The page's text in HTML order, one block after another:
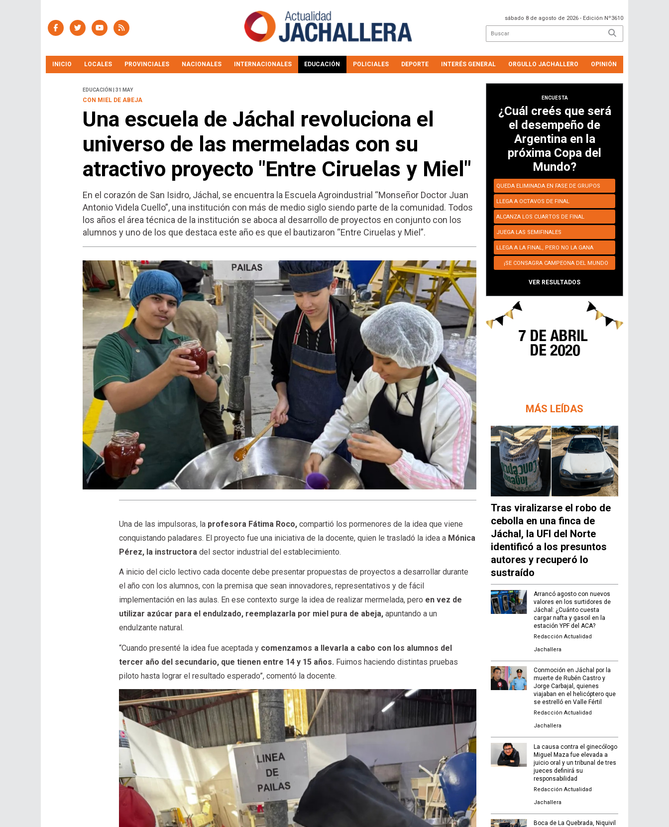
sábado 8 de agosto de 2026 - Edición Nº3610
INICIO LOCALES PROVINCIALES NACIONALES INTERNACIONALES EDUCACIÓN POLICIALES DEPORTE INTERÉS GENERAL ORGULLO JACHALLERO OPINIÓN
EDUCACIÓN | 31 MAY
CON MIEL DE ABEJA
Una escuela de Jáchal revoluciona el
universo de las mermeladas con su
atractivo proyecto "Entre Ciruelas y Miel"
En el corazón de San Isidro, Jáchal, se encuentra la Escuela Agroindustrial “Monseñor Doctor Juan
Antonio Videla Cuello”, una institución con más de medio siglo siendo parte de la comunidad. Todos
los años el área técnica de la institución se aboca al desarrollo de proyectos en conjunto con los
alumnos y uno de los que destaca este año es que el bautizaron “Entre Ciruelas y Miel”.
Una de las impulsoras, la profesora Fátima Roco, compartió los pormenores de la idea que viene
conquistando paladares. El proyecto fue una iniciativa de la docente, quien le trasladó la idea a Mónica
Pérez, la instructora del sector industrial del establecimiento.
A inicio del ciclo lectivo cada docente debe presentar propuestas de proyectos a desarrollar durante
el año con los alumnos, con la premisa que sean innovadores, representativos y de fácil
implementación en las aulas. En ese contexto surge la idea de realizar mermelada, pero en vez de
utilizar azúcar para el endulzado, reemplazarla por miel pura de abeja, apuntando a un
endulzante natural.
“Cuando presenté la idea fue aceptada y comenzamos a llevarla a cabo con los alumnos del
tercer año del secundario, que tienen entre 14 y 15 años. Fuimos haciendo distintas pruebas
piloto hasta lograr el resultado esperado”, comentó la docente.
ENCUESTA
¿Cuál creés que será
el desempeño de
Argentina en la
próxima Copa del
Mundo?
QUEDA ELIMINADA EN FASE DE GRUPOS
LLEGA A OCTAVOS DE FINAL
ALCANZA LOS CUARTOS DE FINAL
JUEGA LAS SEMIFINALES
LLEGA A LA FINAL, PERO NO LA GANA
¡SE CONSAGRA CAMPEONA DEL MUNDO
VER RESULTADOS
MÁS LEÍDAS
Tras viralizarse el robo de
cebolla en una finca de
Jáchal, la UFI del Norte
identificó a los presuntos
autores y recuperó lo
sustraído
Arrancó agosto con nuevos
valores en los surtidores de
Jáchal: ¿Cuánto cuesta
cargar nafta y gasoil en la
estación YPF del ACA?
Redacción Actualidad
Jachallera
Conmoción en Jáchal por la
muerte de Rubén Castro y
Jorge Carbajal, quienes
viajaban en el helicóptero que
se estrelló en Valle Fértil
Redacción Actualidad
Jachallera
La causa contra el ginecólogo
Miguel Maza fue elevada a
juicio oral y un tribunal de tres
jueces definirá su
responsabilidad
Redacción Actualidad
Jachallera
Boca de La Quebrada, Niquivil